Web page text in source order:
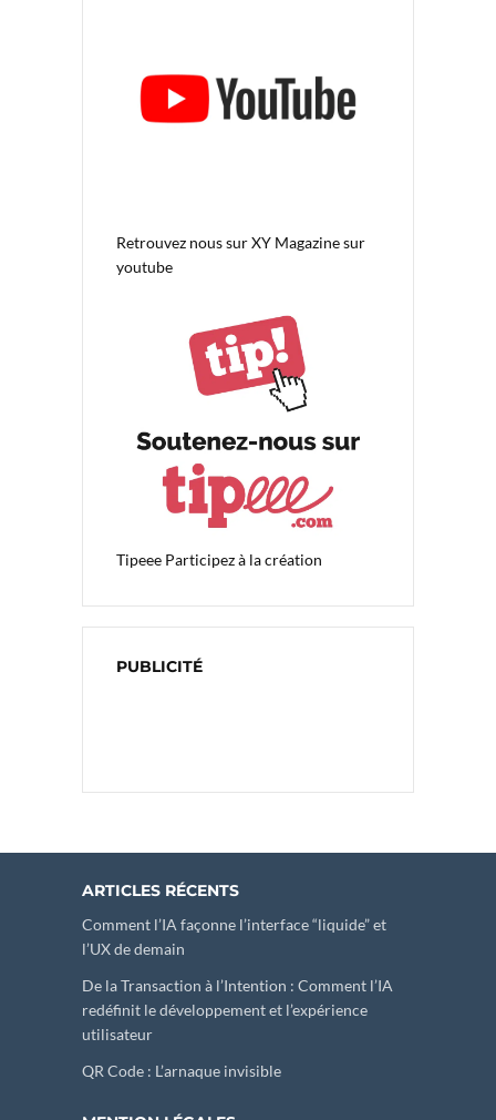
Retrouvez nous surXY Magazine sur
youtube
Tipeee Participez à la création
PUBLICITÉ
ARTICLES RÉCENTS
Comment l’IA façonne l’interface “liquide” et
l’UX de demain
De la Transaction à l’Intention : Comment l’IA
redéfinit le développement et l’expérience
utilisateur
QR Code : L’arnaque invisible